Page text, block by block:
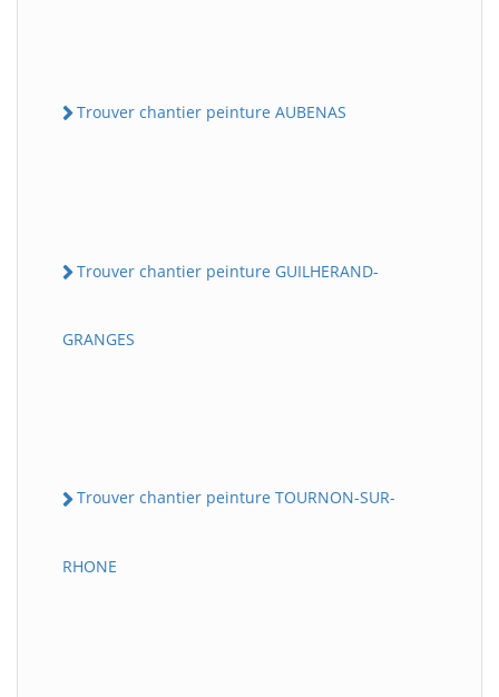
Trouver chantier peinture AUBENAS
Trouver chantier peinture GUILHERAND-
GRANGES
Trouver chantier peinture TOURNON-SUR-
RHONE